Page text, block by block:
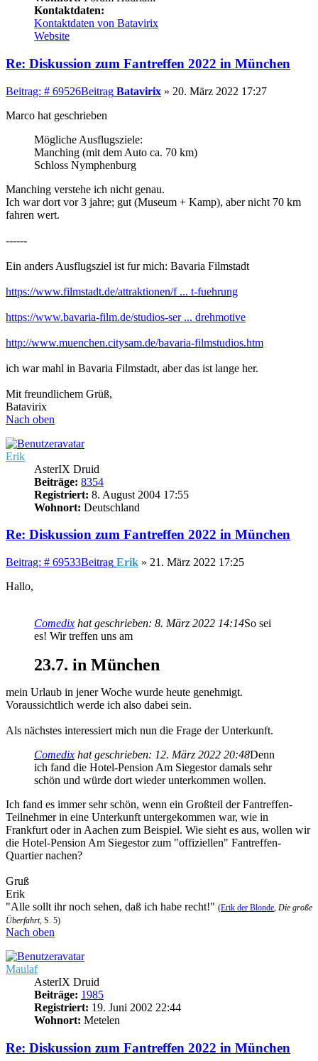
Kontaktdaten:
Kontaktdaten von Batavirix
Website
Re: Diskussion zum Fantreffen 2022 in München
Beitrag: # 69526Beitrag Batavirix » 20. März 2022 17:27
Marco hat geschrieben
Mögliche Ausflugsziele:
Manching (mit dem Auto ca. 70 km)
Schloss Nymphenburg
Manching verstehe ich nicht genau.
Ich war dort vor 3 jahre; gut (Museum + Kamp), aber nicht 70 km
fahren wert.
------
Ein anders Ausflugsziel ist fur mich: Bavaria Filmstadt
https://www.filmstadt.de/attraktionen/f ... t-fuehrung
https://www.bavaria-film.de/studios-ser ... drehmotive
http://www.muenchen.citysam.de/bavaria-filmstudios.htm
ich war mahl in Bavaria Filmstadt, aber das ist lange her.
Mit freundlichem Grüß,
Batavirix
Nach oben
Erik
AsterIX Druid
Beiträge: 8354
Registriert: 8. August 2004 17:55
Wohnort: Deutschland
Re: Diskussion zum Fantreffen 2022 in München
Beitrag: # 69533Beitrag Erik » 21. März 2022 17:25
Hallo,
Comedix hat geschrieben: 8. März 2022 14:14So sei
es! Wir treffen uns am
23.7. in München
mein Urlaub in jener Woche wurde heute genehmigt.
Voraussichtlich werde ich also dabei sein.
Als nächstes interessiert mich nun die Frage der Unterkunft.
Comedix hat geschrieben: 12. März 2022 20:48Denn
ich fand die Hotel-Pension Am Siegestor damals sehr
schön und würde dort wieder unterkommen wollen.
Ich fand es immer sehr schön, wenn ein Großteil der Fantreffen-
Teilnehmer in eine Unterkunft untergekommen war, wie in
Frankfurt oder in Aachen zum Beispiel. Wie sieht es aus, wollen wir
die Hotel-Pension Am Siegestor zum "offiziellen" Fantreffen-
Quartier nachen?
Gruß
Erik
"Alle sollt ihr noch sehen, daß ich habe recht!" (Erik der Blonde, Die große
Überfahrt, S. 5)
Nach oben
Maulaf
AsterIX Druid
Beiträge: 1985
Registriert: 19. Juni 2002 22:44
Wohnort: Metelen
Re: Diskussion zum Fantreffen 2022 in München